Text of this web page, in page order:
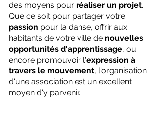
des moyens pour réaliser un projet.
Que ce soit pour partager votre
passion pour la danse, offrir aux
habitants de votre ville de nouvelles
opportunités d'apprentissage, ou
encore promouvoir l'expression à
travers le mouvement, l'organisation
d'une association est un excellent
moyen d'y parvenir.